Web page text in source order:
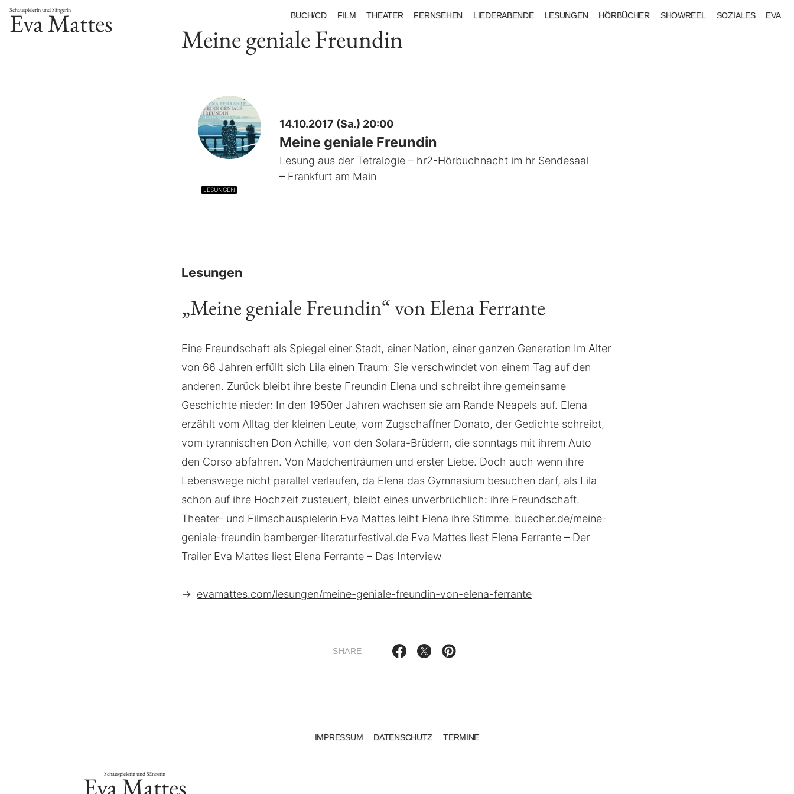
Schauspielerin und Sängerin
Eva Mattes BUCH/CD FILM THEATER FERNSEHEN LIEDERABENDE LESUNGEN HÖRBÜCHER SHOWREEL SOZIALES EVA
Meine geniale Freundin
LESUNGEN
14.10.2017 (Sa.) 20:00
Meine geniale Freundin
Lesung aus der Tetralogie – hr2-Hörbuchnacht im hr Sendesaal
– Frankfurt am Main
Lesungen
„Meine geniale Freundin“ von Elena Ferrante
Eine Freundschaft als Spiegel einer Stadt, einer Nation, einer ganzen Generation Im Alter
von 66 Jahren erfüllt sich Lila einen Traum: Sie verschwindet von einem Tag auf den
anderen. Zurück bleibt ihre beste Freundin Elena und schreibt ihre gemeinsame
Geschichte nieder: In den 1950er Jahren wachsen sie am Rande Neapels auf. Elena
erzählt vom Alltag der kleinen Leute, vom Zugschaffner Donato, der Gedichte schreibt,
vom tyrannischen Don Achille, von den Solara-Brüdern, die sonntags mit ihrem Auto
den Corso abfahren. Von Mädchenträumen und erster Liebe. Doch auch wenn ihre
Lebenswege nicht parallel verlaufen, da Elena das Gymnasium besuchen darf, als Lila
schon auf ihre Hochzeit zusteuert, bleibt eines unverbrüchlich: ihre Freundschaft.
Theater- und Filmschauspielerin Eva Mattes leiht Elena ihre Stimme. buecher.de/meine-
geniale-freundin bamberger-literaturfestival.de Eva Mattes liest Elena Ferrante – Der
Trailer Eva Mattes liest Elena Ferrante – Das Interview
→ evamattes.com/lesungen/meine-geniale-freundin-von-elena-ferrante
SHARE
IMPRESSUM DATENSCHUTZ TERMINE
Schauspielerin und Sängerin
Eva Mattes